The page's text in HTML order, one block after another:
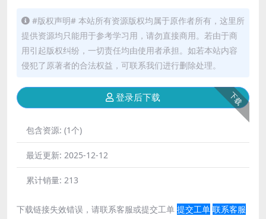
#版权声明# 本站所有资源版权均属于原作者所有，这里所
提供资源均只能用于参考学习用，请勿直接商用。若由于商
用引起版权纠纷，一切责任均由使用者承担。如若本站内容
侵犯了原著者的合法权益，可联系我们进行删除处理。
下载
登录后下载
包含资源: (1个)
最近更新: 2025-12-12
累计销量: 213
下载链接失效错误，请联系客服或提交工单 提交工单 联系客服